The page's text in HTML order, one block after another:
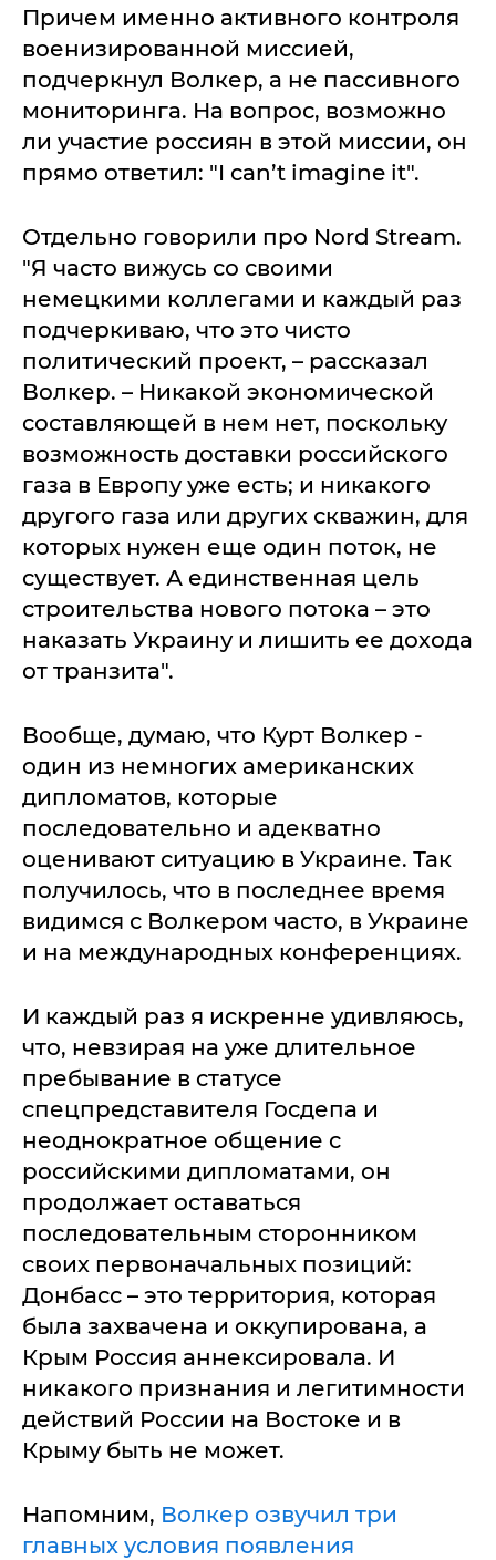
Причем именно активного контроля
военизированной миссией,
подчеркнул Волкер, а не пассивного
мониторинга. На вопрос, возможно
ли участие россиян в этой миссии, он
прямо ответил: "I can’t imagine it".
Отдельно говорили про Nord Stream.
"Я часто вижусь со своими
немецкими коллегами и каждый раз
подчеркиваю, что это чисто
политический проект, – рассказал
Волкер. – Никакой экономической
составляющей в нем нет, поскольку
возможность доставки российского
газа в Европу уже есть; и никакого
другого газа или других скважин, для
которых нужен еще один поток, не
существует. А единственная цель
строительства нового потока – это
наказать Украину и лишить ее дохода
от транзита".
Вообще, думаю, что Курт Волкер -
один из немногих американских
дипломатов, которые
последовательно и адекватно
оценивают ситуацию в Украине. Так
получилось, что в последнее время
видимся с Волкером часто, в Украине
и на международных конференциях.
И каждый раз я искренне удивляюсь,
что, невзирая на уже длительное
пребывание в статусе
спецпредставителя Госдепа и
неоднократное общение с
российскими дипломатами, он
продолжает оставаться
последовательным сторонником
своих первоначальных позиций:
Донбасс – это территория, которая
была захвачена и оккупирована, а
Крым Россия аннексировала. И
никакого признания и легитимности
действий России на Востоке и в
Крыму быть не может.
Напомним, Волкер озвучил три
главных условия появления